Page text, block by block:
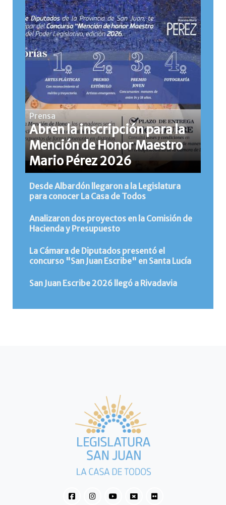
Prensa
Abren la inscripción para la
Mención de Honor Maestro
Mario Pérez 2026
Desde Albardón llegaron a la Legislatura
para conocer La Casa de Todos
Analizaron dos proyectos en la Comisión de
Hacienda y Presupuesto
La Cámara de Diputados presentó el
concurso "San Juan Escribe" en Santa Lucía
San Juan Escribe 2026 llegó a Rivadavia